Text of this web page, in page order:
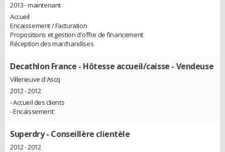
2013 - maintenant
Accueil
Encaissement / Facturation
Propositions et gestion d'offre de financement
Réception des marchandises
Decathlon France - Hôtesse accueil/caisse - Vendeuse
Villeneuve d'Ascq
2012 - 2012
- Accueil des clients
- Encaissement
Superdry- Conseillère clientèle
2012 - 2012